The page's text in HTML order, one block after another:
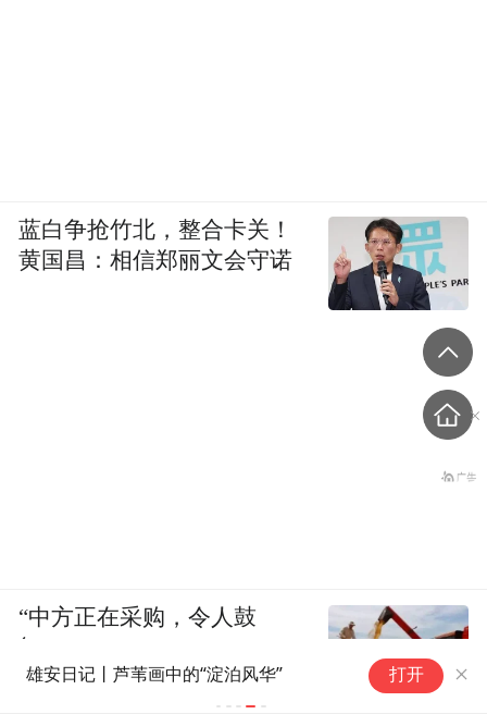
雄安日记丨芦苇画中的“淀泊风华” 打开
蓝白争抢竹北，整合卡关！
黄国昌：相信郑丽文会守诺
“中方正在采购，令人鼓